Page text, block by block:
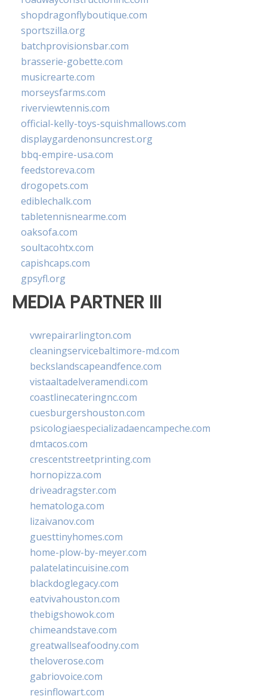
shopdragonflyboutique.com
sportszilla.org
batchprovisionsbar.com
brasserie-gobette.com
musicrearte.com
morseysfarms.com
riverviewtennis.com
official-kelly-toys-squishmallows.com
displaygardenonsuncrest.org
bbq-empire-usa.com
feedstoreva.com
drogopets.com
ediblechalk.com
tabletennisnearme.com
oaksofa.com
soultacohtx.com
capishcaps.com
gpsyfl.org
MEDIA PARTNER III
vwrepairarlington.com
cleaningservicebaltimore-md.com
beckslandscapeandfence.com
vistaaltadelveramendi.com
coastlinecateringnc.com
cuesburgershouston.com
psicologiaespecializadaencampeche.com
dmtacos.com
crescentstreetprinting.com
hornopizza.com
driveadragster.com
hematologa.com
lizaivanov.com
guesttinyhomes.com
home-plow-by-meyer.com
palatelatincuisine.com
blackdoglegacy.com
eatvivahouston.com
thebigshowok.com
chimeandstave.com
greatwallseafoodny.com
theloverose.com
gabriovoice.com
resinflowart.com